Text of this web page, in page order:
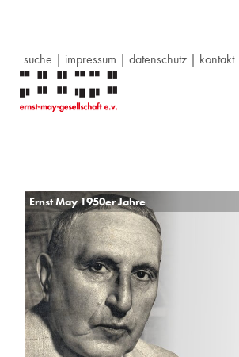
suche | impressum | datenschutz| kontakt
Ernst May 1950er Jahre